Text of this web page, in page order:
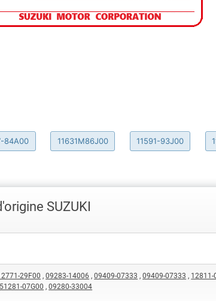
84A00 11631M86J00 11591-93J00
SUZUKI
29F00 ,09283-14006 ,09409-07333 ,09409-07333 , 12811-
51281-07G00 ,09280-33004